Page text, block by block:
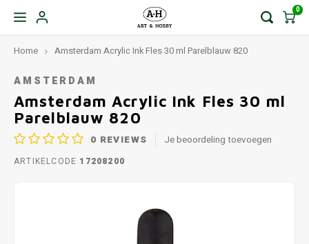
0
Home Amsterdam Acrylic Ink Fles 30 ml Parelblauw 820
AMSTERDAM
Amsterdam Acrylic Ink Fles 30 ml
Parelblauw 820
0 REVIEWS Je beoordeling toevoegen
ARTIKELCODE 17208200